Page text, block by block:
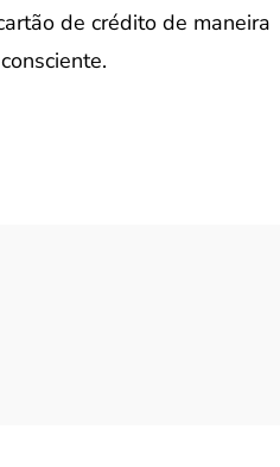
de crédito de maneira